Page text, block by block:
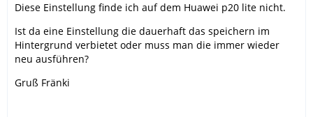
Diese Einstellung finde ich auf dem Huawei p20 lite nicht.
Ist da eine Einstellung die dauerhaft das speichern im
Hintergrund verbietet oder muss man die immer wieder
neu ausführen?
Gruß Fränki